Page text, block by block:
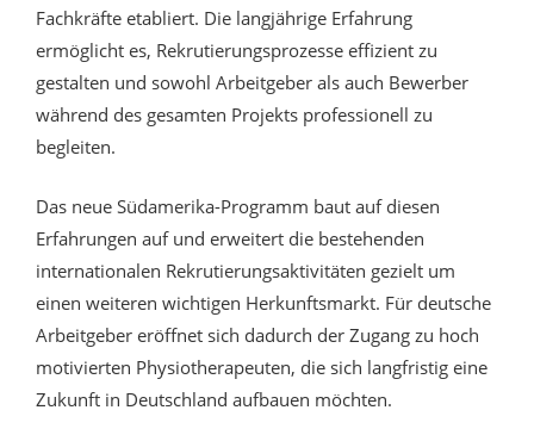
Fachkräfte etabliert. Die langjährige Erfahrung
ermöglicht es, Rekrutierungsprozesse effizient zu
gestalten und sowohl Arbeitgeber als auch Bewerber
während des gesamten Projekts professionell zu
begleiten.
Das neue Südamerika-Programm baut auf diesen
Erfahrungen auf und erweitert die bestehenden
internationalen Rekrutierungsaktivitäten gezielt um
einen weiteren wichtigen Herkunftsmarkt. Für deutsche
Arbeitgeber eröffnet sich dadurch der Zugang zu hoch
motivierten Physiotherapeuten, die sich langfristig eine
Zukunft in Deutschland aufbauen möchten.